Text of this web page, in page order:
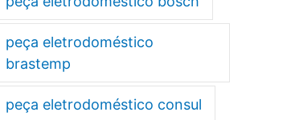
peça eletrodoméstico
brastemp
peça eletrodoméstico consul